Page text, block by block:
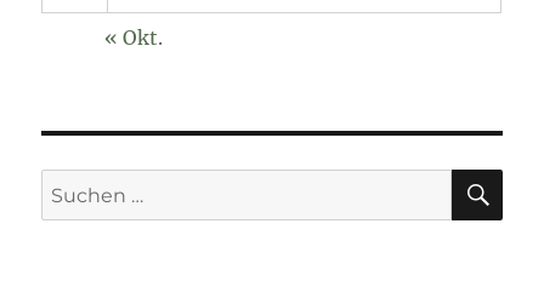
« Okt.
Suchen
nach: